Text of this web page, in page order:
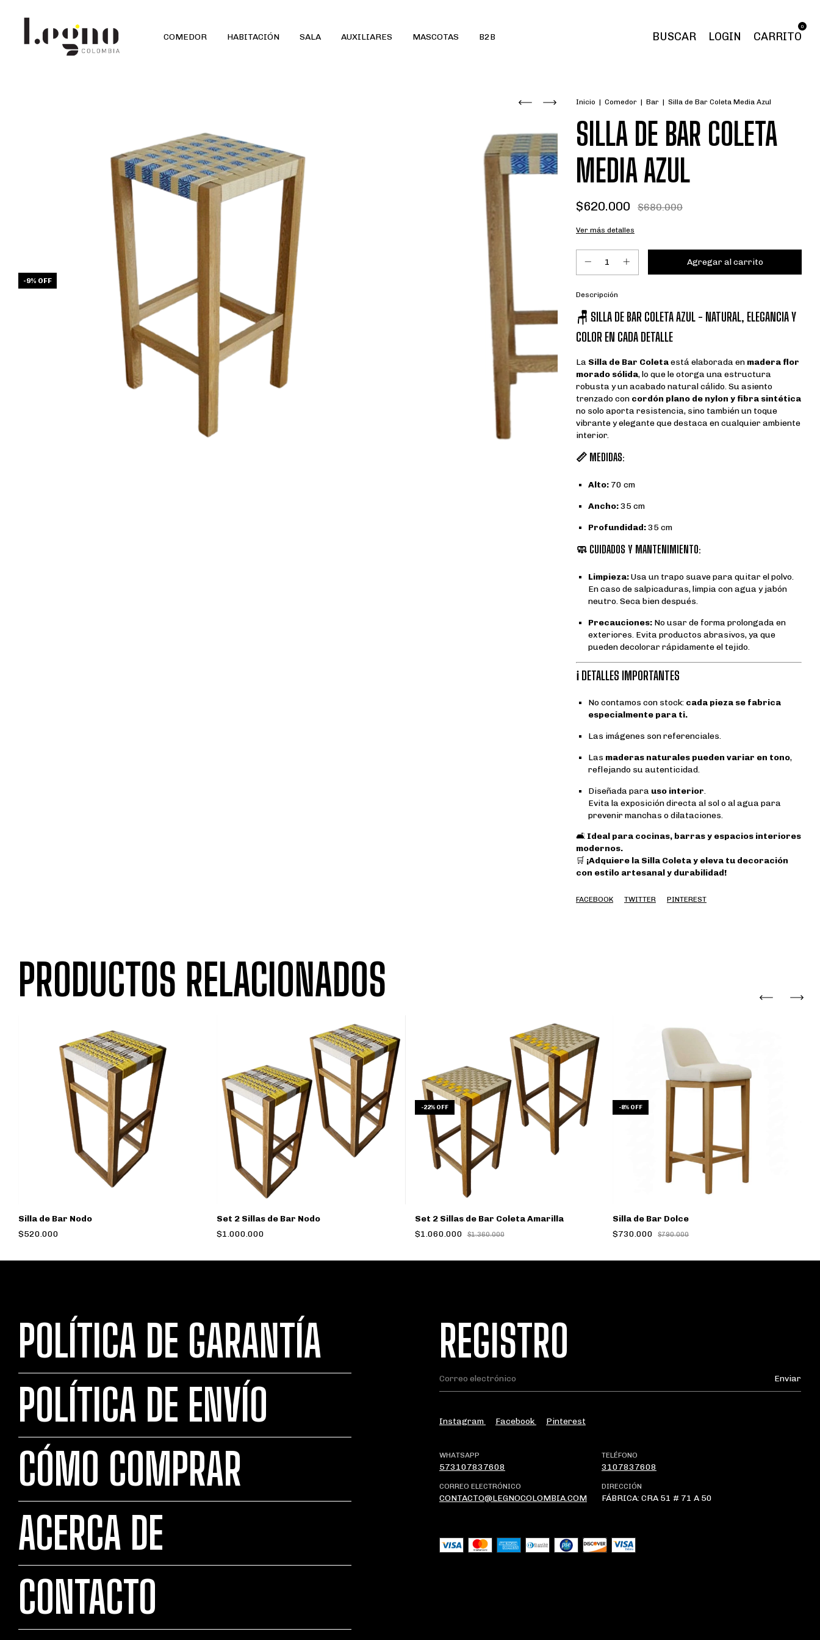
COMEDOR HABITACIÓN SALA AUXILIARES MASCOTAS B2B BUSCAR LOGIN CARRITO
0
-9% OFF
Inicio | Comedor | Bar | Silla de Bar Coleta Media Azul
SILLA DE BAR COLETA
MEDIA AZUL
$620.000 $680.000
Ver más detalles
Descripción
🪑 SILLA DE BAR COLETA AZUL - NATURAL, ELEGANCIA Y
COLOR EN CADA DETALLE
La Silla de Bar Coletaestá elaborada en madera flor
morado sólida, lo que le otorga una estructura
robusta y un acabado natural cálido. Su asiento
trenzado con cordón plano de nylon y fibra sintética
no solo aporta resistencia, sino también un toque
vibrante y elegante que destaca en cualquier ambiente
interior.
📏 MEDIDAS:
Alto: 70 cm
Ancho:35 cm
Profundidad:35 cm
🧼 CUIDADOS Y MANTENIMIENTO:
Limpieza:Usa un trapo suave para quitar el polvo.
En caso de salpicaduras, limpia con agua y jabón
neutro. Seca bien después.
Precauciones: No usar de forma prolongada en
exteriores. Evita productos abrasivos, ya que
pueden decolorar rápidamente el tejido.
ℹ️ DETALLES IMPORTANTES
No contamos con stock: cada pieza se fabrica
especialmente para ti.
Las imágenes son referenciales.
Las maderas naturales pueden variar en tono,
reflejando su autenticidad.
Diseñada para uso interior.
Evita la exposición directa al sol o al agua para
prevenir manchas o dilataciones.
🛋️ Ideal para cocinas, barras y espacios interiores
modernos.
🛒 ¡Adquiere la Silla Coleta y eleva tu decoración
con estilo artesanal y durabilidad!
FACEBOOK TWITTER PINTEREST
PRODUCTOS RELACIONADOS
Silla de Bar Nodo
$520.000
Set 2 Sillas de Bar Nodo
$1.000.000
-22% OFF
Set 2 Sillas de Bar Coleta Amarilla
$1.060.000
$1.360.000
-8% OFF
Silla de Bar Dolce
$730.000
$790.000
POLÍTICA DE GARANTÍA
POLÍTICA DE ENVÍO
CÓMO COMPRAR
ACERCA DE
CONTACTO
REGISTRO
Instagram Facebook Pinterest
WHATSAPP
573107837608
TELÉFONO
3107837608
CORREO ELECTRÓNICO
CONTACTO@LEGNOCOLOMBIA.COM
DIRECCIÓN
FÁBRICA: CRA 51 # 71 A 50